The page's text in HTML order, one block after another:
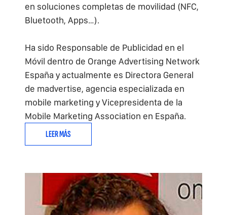
en soluciones completas de movilidad (NFC,
Bluetooth, Apps…).
Ha sido Responsable de Publicidad en el
Móvil dentro de Orange Advertising Network
España y actualmente es Directora General
de madvertise, agencia especializada en
mobile marketing y Vicepresidenta de la
Mobile Marketing Association en España.
LEER MÁS